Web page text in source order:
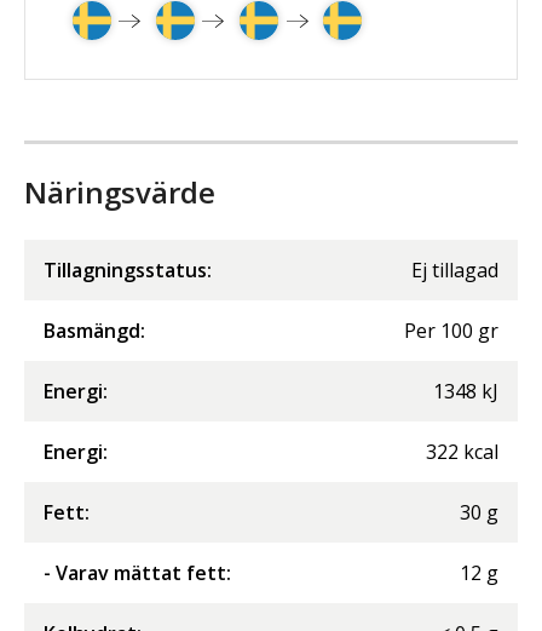
Näringsvärde
Tillagningsstatus: Ej tillagad
Basmängd: Per 100 gr
Energi: 1348 kJ
Energi: 322 kcal
Fett: 30 g
- Varav mättat fett: 12 g